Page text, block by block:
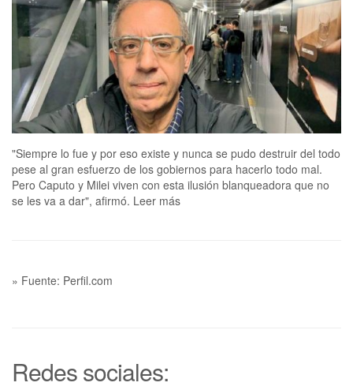
"Siempre lo fue y por eso existe y nunca se pudo destruir del todo
pese al gran esfuerzo de los gobiernos para hacerlo todo mal.
Pero Caputo y Milei viven con esta ilusión blanqueadora que no
se les va a dar", afirmó. Leer más
» Fuente: Perfil.com
Redes sociales: